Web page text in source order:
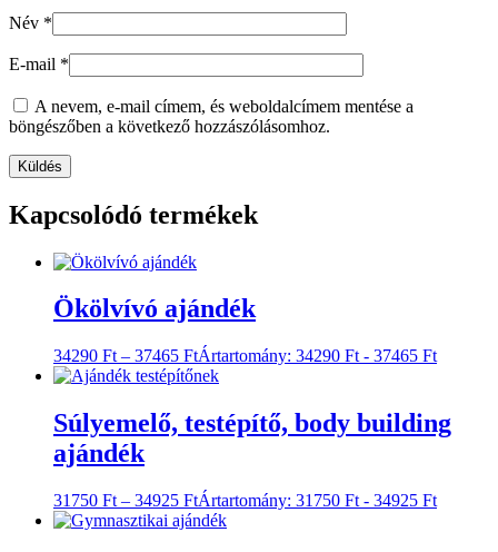
Név *
E-mail *
A nevem, e-mail címem, és weboldalcímem mentése a
böngészőben a következő hozzászólásomhoz.
Kapcsolódó termékek
Ökölvívó ajándék
34290 Ft – 37465 FtÁrtartomány: 34290 Ft - 37465 Ft
Súlyemelő, testépítő, body building
ajándék
31750 Ft – 34925 FtÁrtartomány: 31750 Ft - 34925 Ft